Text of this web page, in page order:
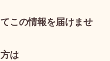
この情報を届けませ
は